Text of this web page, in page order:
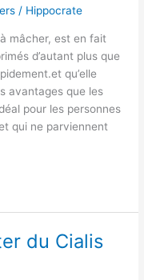
/ Hippocrate
mâcher, est en fait
d’autant plus que
qu’elle
avantages que les
pour les personnes
qui ne parviennent
du Cialis